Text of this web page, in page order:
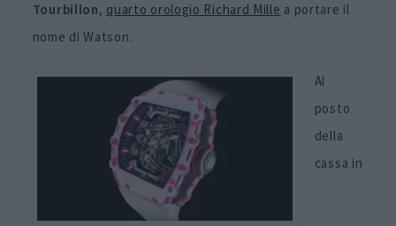
Tourbillon, quarto orologio Richard Mille a portare il
nome di Watson.
Al
posto
della
cassa in